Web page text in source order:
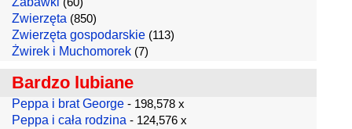
Zwierzęta (850)
Zwierzęta gospodarskie (113)
Żwirek i Muchomorek (7)
Bardzo lubiane
Peppa i brat George - 198,578 x
Peppa i cała rodzina - 124,576 x